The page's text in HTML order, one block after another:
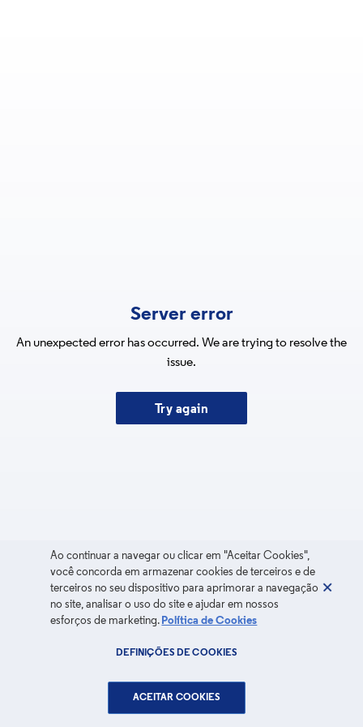
Server error
An unexpected error has occurred. We are trying to resolve the
issue.
Try again
Ao continuar a navegar ou clicar em "Aceitar Cookies",
você concorda em armazenar cookies de terceiros e de
terceiros no seu dispositivo para aprimorar a navegação
no site, analisar o uso do site e ajudar em nossos
esforços de marketing. Política de Cookies
DEFINIÇÕES DE COOKIES
ACEITAR COOKIES